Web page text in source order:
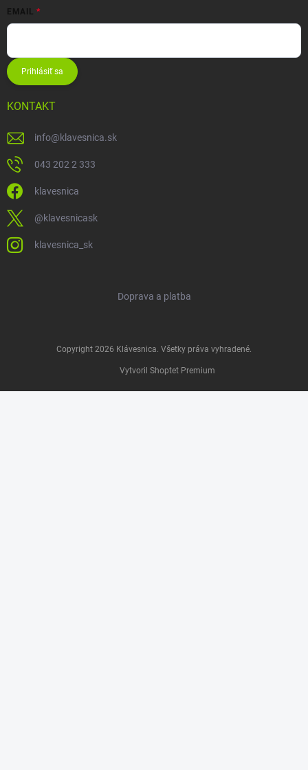
EMAIL
Prihlásiť sa
KONTAKT
info@klavesnica.sk
043 202 2 333
klavesnica
@klavesnicask
klavesnica_sk
Doprava a platba
Vytvoril Shoptet Premium
Copyright 2026 Klávesnica. Všetky práva vyhradené.